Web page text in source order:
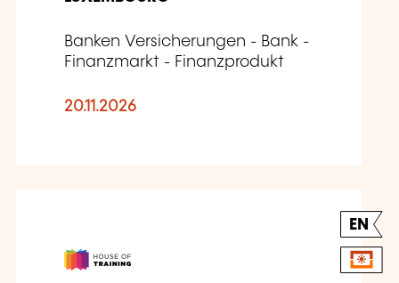
Banken Versicherungen - Bank -
Finanzmarkt - Finanzprodukt
20.11.2026
EN